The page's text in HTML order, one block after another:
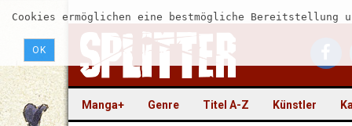
Cookies ermöglichen eine bestmögliche
OK
Manga+ Genre Titel A-Z Künstler